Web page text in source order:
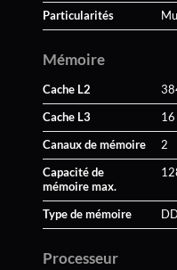
Particularités
Mémoire
Cache L2
Cache L3
Canaux de mémoire 2
Capacité de
mémoire max.
Type de mémoire
Processeur